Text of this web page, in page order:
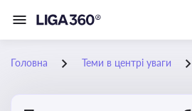
Головна Теми в центрі уваги